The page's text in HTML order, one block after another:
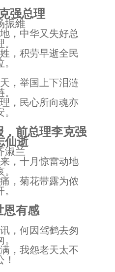
强总理
振維
，中华又失好总
。
，积劳早逝全民
。
，举国上下泪涟
。
，民心所向魂亦
。
，前总理李克强
仙逝
淑兰
，十月惊雷动地
。
，菊花带露为侬
。
恩有感
，何因驾鹤去匆
。
，我怨老天太不
！